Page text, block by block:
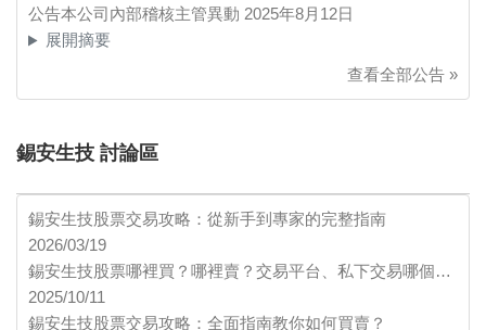
公告本公司內部稽核主管異動 2025年8月12日
展開摘要
查看全部公告 »
錫安生技 討論區
錫安生技股票交易攻略：從新手到專家的完整指南
2026/03/19
錫安生技股票哪裡買？哪裡賣？交易平台、私下交易哪個…
2025/10/11
錫安生技股票交易攻略：全面指南教你如何買賣？